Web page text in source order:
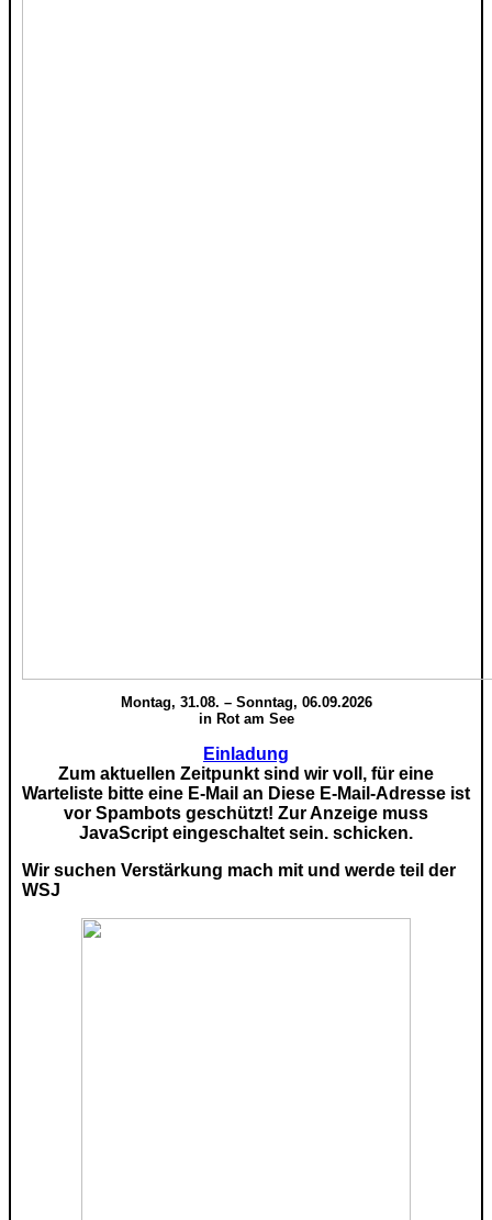
Montag, 31.08. – Sonntag, 06.09.2026
in Rot am See
Einladung
Zum aktuellen Zeitpunkt sind wir voll, für eine
Warteliste bitte eine E-Mail an Diese E-Mail-Adresse ist
vor Spambots geschützt! Zur Anzeige muss
JavaScript eingeschaltet sein. schicken.
Wir suchen Verstärkung mach mit und werde teil der
WSJ